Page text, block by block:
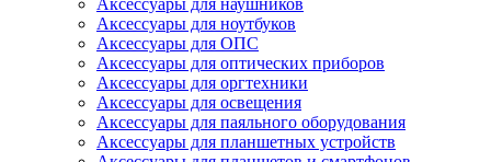
Аксессуары для ноутбуков
Аксессуары для ОПС
Аксессуары для оптических приборов
Аксессуары для оргтехники
Аксессуары для освещения
Аксессуары для паяльного оборудования
Аксессуары для планшетных устройств